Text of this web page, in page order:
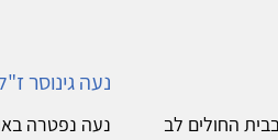
עת. עודד עבד בבית החולים לב
נעה גינוסר